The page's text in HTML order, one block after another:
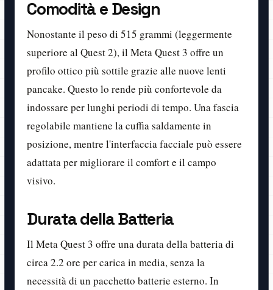
Comodità e Design
Nonostante il peso di 515 grammi (leggermente
superiore al Quest 2), il Meta Quest 3 offre un
profilo ottico più sottile grazie alle nuove lenti
pancake. Questo lo rende più confortevole da
indossare per lunghi periodi di tempo. Una fascia
regolabile mantiene la cuffia saldamente in
posizione, mentre l'interfaccia facciale può essere
adattata per migliorare il comfort e il campo
visivo.
Durata della Batteria
Il Meta Quest 3 offre una durata della batteria di
circa 2.2 ore per carica in media, senza la
necessità di un pacchetto batterie esterno. In